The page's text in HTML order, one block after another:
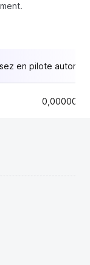
en pilote